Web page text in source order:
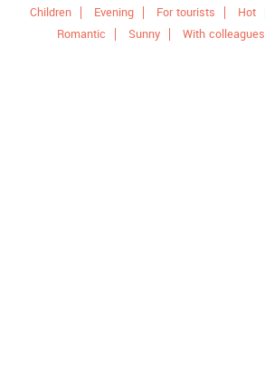
Children
Evening For tourists Hot
Romantic
Sunny With colleagues